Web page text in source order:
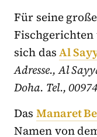
Für seine
sich dasAl
Adresse., Al
Doha. Tel.,
Das Manaret
Namen von